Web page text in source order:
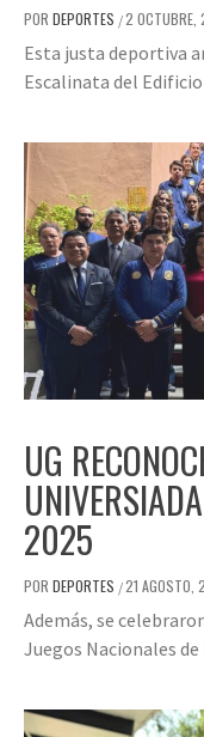
POR DEPORTES /2 OCTUBRE,
Esta justa deportiva
Escalinata del
UG
2025
POR DEPORTES /21 AGOSTO,
Además, se
Juegos Nacionales de